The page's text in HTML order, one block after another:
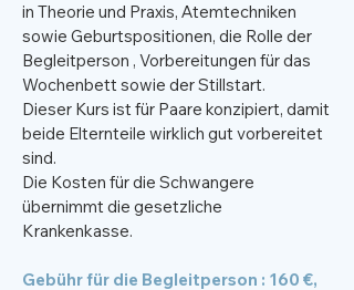
in Theorie und Praxis, Atemtechniken
sowie Geburtspositionen, die Rolle der
Begleitperson , Vorbereitungen für das
Wochenbett sowie der Stillstart.
Dieser Kurs ist für Paare konzipiert, damit
beide Elternteile wirklich gut vorbereitet
sind.
Die Kosten für die Schwangere
übernimmt die gesetzliche
Krankenkasse.
Gebühr für die Begleitperson : 160 €,